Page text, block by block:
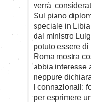
verrà
Sul piano
speciale in
dal ministro
potuto essere
Roma mostra
abbia interesse
neppure
i connazionali:
per esprimere